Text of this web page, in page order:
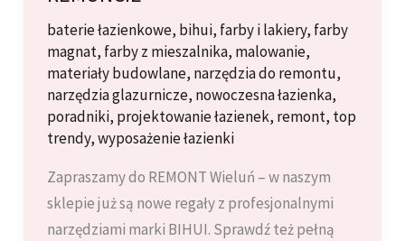
baterie łazienkowe, bihui, farby i lakiery, farby
magnat, farby z mieszalnika, malowanie,
materiały budowlane, narzędzia do remontu,
narzędzia glazurnicze, nowoczesna łazienka,
poradniki, projektowanie łazienek, remont, top
trendy,wyposażenie łazienki
Zapraszamy do REMONT Wieluń – w naszym
sklepie już są nowe regały z profesjonalnymi
narzędziami marki BIHUI. Sprawdź też pełną